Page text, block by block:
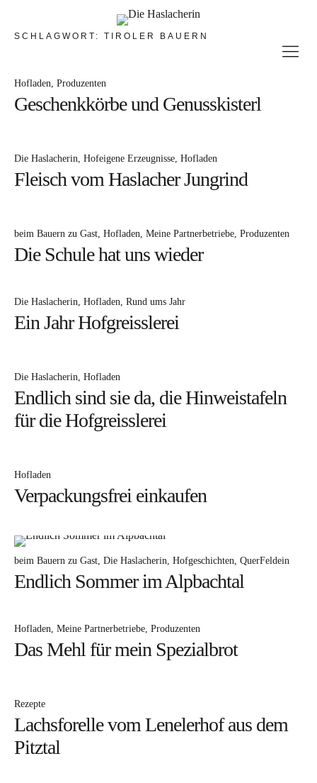
Hofeigene Produkte
Geschenkideen
Die Schlaumeierei
Workshops & Verkostungen
Workshops am Bauernhof
Die Katharina
Oberhaslachhof
Neuigkeiten
InstagramFacebook
SCHLAGWORT: TIROLER BAUERN
Hofladen Produzenten
Geschenkkörbe und Genusskisterl
Die Haslacherin Hofeigene Erzeugnisse Hofladen
Fleisch vom Haslacher Jungrind
beim Bauern zu Gast Hofladen Meine Partnerbetriebe Produzenten
Die Schule hat uns wieder
Die Haslacherin Hofladen Rund ums Jahr
Ein Jahr Hofgreisslerei
Die Haslacherin Hofladen
Endlich sind sie da, die Hinweistafeln
für die Hofgreisslerei
Hofladen
Verpackungsfrei einkaufen
beim Bauern zu Gast Die Haslacherin Hofgeschichten QuerFeldein
Endlich Sommer im Alpbachtal
Hofladen Meine Partnerbetriebe Produzenten
Das Mehl für mein Spe‍zi‍albrot
Rezepte
Lachsforelle vom Lenelerhof aus dem
Pitztal